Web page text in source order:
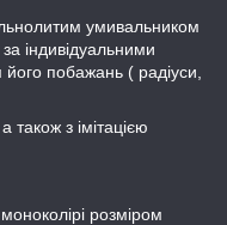
умивальником
індивідуальними
побажань ( радіуси,
також з імітацією
розміром